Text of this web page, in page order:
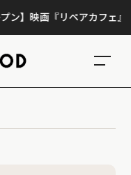
映画『リペアカフェ』、上